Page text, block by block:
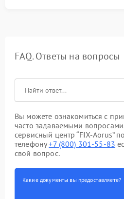
FAQ. Ответы на вопросы
Вы можете ознакомиться с
часто задаваемыми
сервисный центр “FIX-Aorus”
телефону+7 (800) 301-55-83
свой вопрос.
Какие документы вы предоставляете?